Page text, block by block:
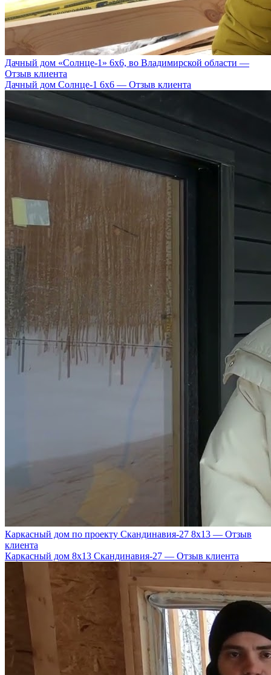
Дачный дом «Солнце-1» 6х6, во Владимирской области —
Отзыв клиента
Дачный дом Солнце-1 6х6 — Отзыв клиента
Каркасный дом по проекту Скандинавия-27 8х13 — Отзыв
клиента
Каркасный дом 8х13 Скандинавия-27 — Отзыв клиента